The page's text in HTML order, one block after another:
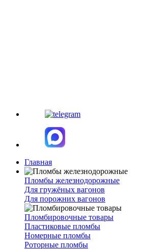
Главная
Пломбы железнодорожные
Для гружёных вагонов
Для порожних вагонов
Пломбировочные товары
Пластиковые пломбы
Номерные пломбы
Роторные пломбы